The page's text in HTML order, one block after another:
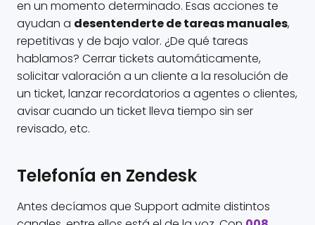
en un momento determinado. Esas acciones te
ayudan a desentenderte de tareas manuales,
repetitivas y de bajo valor. ¿De qué tareas
hablamos? Cerrar tickets automáticamente,
solicitar valoración a un cliente a la resolución de
un ticket, lanzar recordatorios a agentes o clientes,
avisar cuando un ticket lleva tiempo sin ser
revisado, etc.
Telefonía en Zendesk
Antes decíamos que Support admite distintos